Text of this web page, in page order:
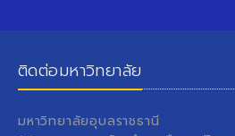
ติดต่อมหาวิทยาลัย
มหาวิทยาลัยอุบลราชธานี